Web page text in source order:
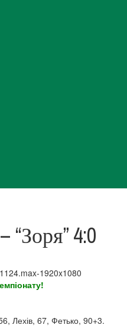
“Зоря” 4:0
Лехів, 67, Фетько, 90+3.